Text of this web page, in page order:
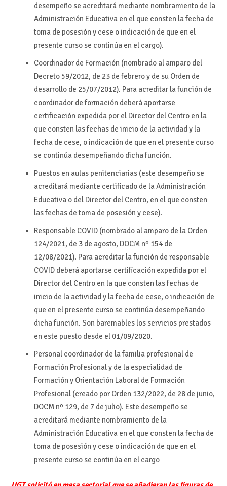
desempeño se acreditará mediante nombramiento de la
Administración Educativa en el que consten la fecha de
toma de posesión y cese o indicación de que en el
presente curso se continúa en el cargo).
Coordinador de Formación (nombrado al amparo del
Decreto 59/2012, de 23 de febrero y de su Orden de
desarrollo de 25/07/2012). Para acreditar la función de
coordinador de formación deberá aportarse
certificación expedida por el Director del Centro en la
que consten las fechas de inicio de la actividad y la
fecha de cese, o indicación de que en el presente curso
se continúa desempeñando dicha función.
Puestos en aulas penitenciarias (este desempeño se
acreditará mediante certificado de la Administración
Educativa o del Director del Centro, en el que consten
las fechas de toma de posesión y cese).
Responsable COVID (nombrado al amparo de la Orden
124/2021, de 3 de agosto, DOCM nº 154 de
12/08/2021). Para acreditar la función de responsable
COVID deberá aportarse certificación expedida por el
Director del Centro en la que consten las fechas de
inicio de la actividad y la fecha de cese, o indicación de
que en el presente curso se continúa desempeñando
dicha función. Son baremables los servicios prestados
en este puesto desde el 01/09/2020.
Personal coordinador de la familia profesional de
Formación Profesional y de la especialidad de
Formación y Orientación Laboral de Formación
Profesional (creado por Orden 132/2022, de 28 de junio,
DOCM nº 129, de 7 de julio). Este desempeño se
acreditará mediante nombramiento de la
Administración Educativa en el que consten la fecha de
toma de posesión y cese o indicación de que en el
presente curso se continúa en el cargo